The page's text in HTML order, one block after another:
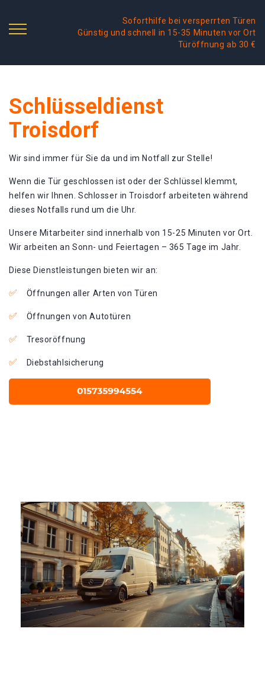
Soforthilfe bei versperrten Türen
Günstig und schnell in 15-35 Minuten vor Ort
Türöffnung ab 30 €
Schlüsseldienst
Troisdorf
Wir sind immer für Sie da und im Notfall zur Stelle!
Wenn die Tür geschlossen ist oder der Schlüssel klemmt,
helfen wir Ihnen. Schlosser in Troisdorf arbeiteten während
dieses Notfalls rund um die Uhr.
Unsere Mitarbeiter sind innerhalb von 15-25 Minuten vor Ort.
Wir arbeiten an Sonn- und Feiertagen – 365 Tage im Jahr.
Diese Dienstleistungen bieten wir an:
Öffnungen aller Arten von Türen
Öffnungen von Autotüren
Tresoröffnung
Diebstahlsicherung